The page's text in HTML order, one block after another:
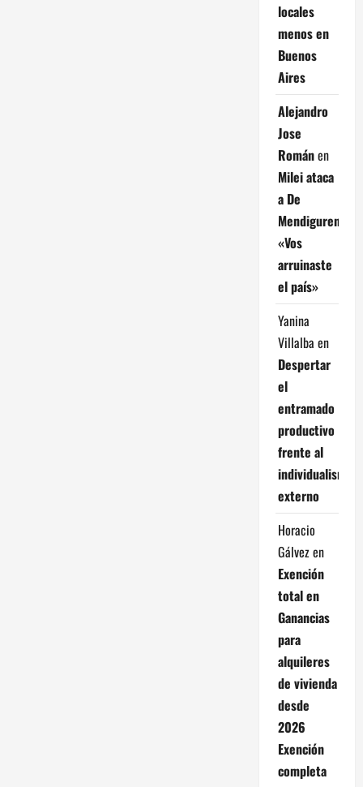
locales
menos en
Buenos
Aires
Alejandro
Jose
Románen
Milei ataca
a De
Mendiguren:
«Vos
arruinaste
el país»
Yanina
Villalba en
Despertar
el
entramado
productivo
frente al
individualismo
externo
Horacio
Gálvezen
Exención
total en
Ganancias
para
alquileres
de vivienda
desde
2026
Exención
completa